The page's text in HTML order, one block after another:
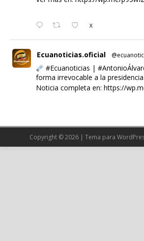
X
Ecuanoticias.oficial
#Ecuanoticias |
forma irrevocable a la
Noticia completa en: https://
Cargar más
Copyright © 2026 | Tema para